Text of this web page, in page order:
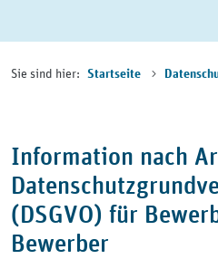
Sie sind hier: Startseite
Information nach
(DSGVO) für
Bewerber